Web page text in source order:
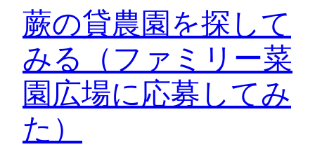
蕨の貸農園を探して
みる（ファミリー菜
園広場に応募してみ
た）